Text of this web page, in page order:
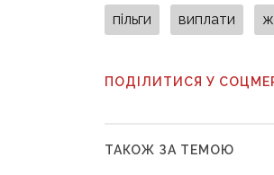
пільги виплати
ПОДІЛИТИСЯ У
ТАКОЖ ЗА ТЕМОЮ